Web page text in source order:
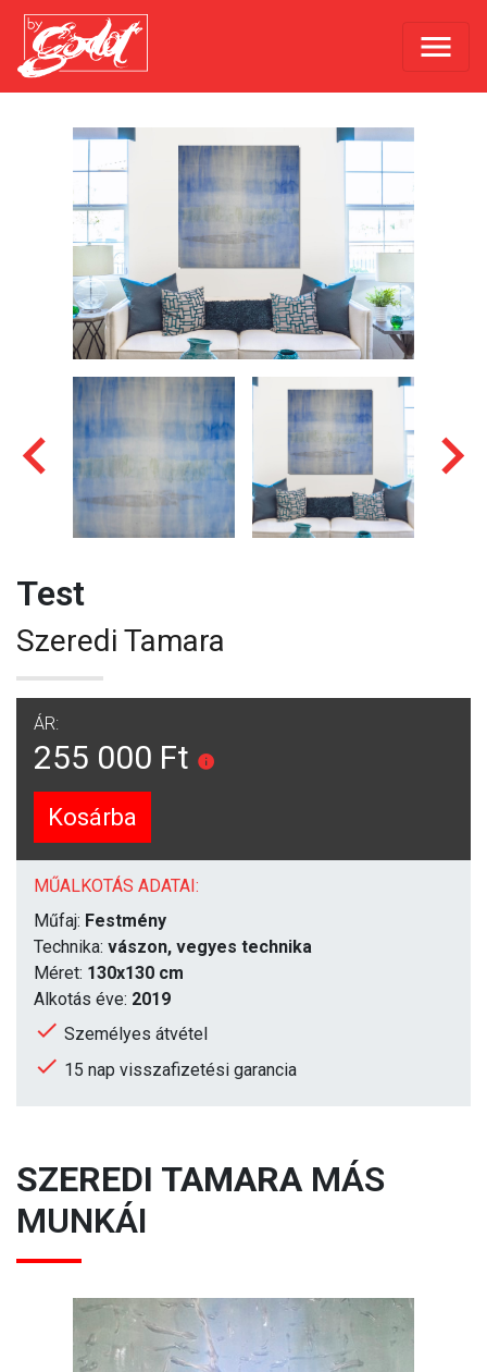
Test
Szeredi Tamara
ÁR:
255 000 Ft
Kosárba
MŰALKOTÁS ADATAI:
Műfaj: Festmény
Technika: vászon, vegyes technika
Méret: 130x130 cm
Alkotás éve: 2019
Személyes átvétel
15 nap visszafizetési garancia
SZEREDI TAMARA MÁS
MUNKÁI